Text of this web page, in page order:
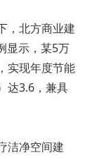
，北方商业建
显示，某5万
实现年度节能
达3.6，兼具
洁净空间建